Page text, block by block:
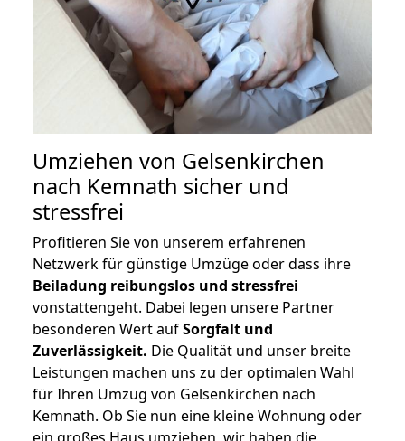
Umziehen von Gelsenkirchen
nach Kemnath sicher und
stressfrei
Profitieren Sie von unserem erfahrenen
Netzwerk für günstige Umzüge oder dass ihre
Beiladung reibungslos und stressfrei
vonstattengeht. Dabei legen unsere Partner
besonderen Wert aufSorgfalt und
Zuverlässigkeit. Die Qualität und unser breite
Leistungen machen uns zu der optimalen Wahl
für Ihren Umzug von Gelsenkirchen nach
Kemnath. Ob Sie nun eine kleine Wohnung oder